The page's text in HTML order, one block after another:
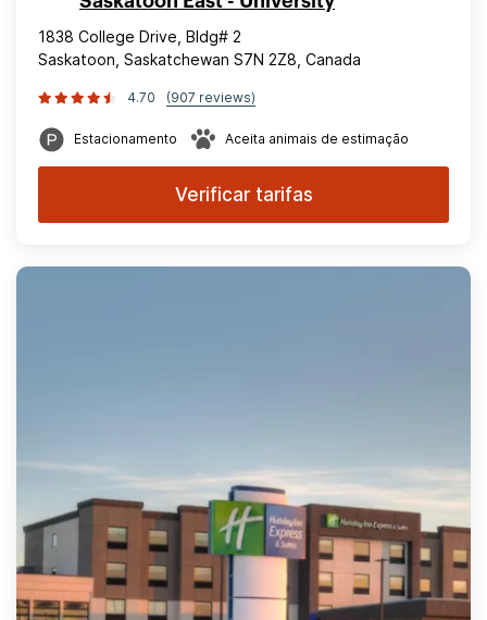
1838 College Drive, Bldg# 2
Saskatoon, Saskatchewan S7N 2Z8, Canada
4.70 (907 reviews)
Estacionamento Aceita animais de estimação
Verificar tarifas